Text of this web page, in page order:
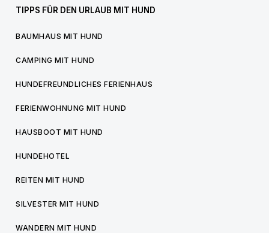
TIPPS FÜR DEN URLAUB MIT HUND
BAUMHAUS MIT HUND
CAMPING MIT HUND
HUNDEFREUNDLICHES FERIENHAUS
FERIENWOHNUNG MIT HUND
HAUSBOOT MIT HUND
HUNDEHOTEL
REITEN MIT HUND
SILVESTER MIT HUND
WANDERN MIT HUND